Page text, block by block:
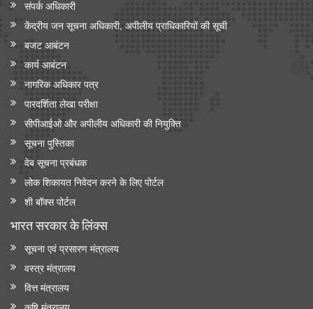
संपर्क अधिकारी
केंद्रीय जन सूचना अधिकारी, अपीलीय प्राधिकारियों की सूची
बजट आबंटन
कार्य आबंटन
नागरिक अधिकार पत्र
पारदर्शिता लेखा परीक्षा
सीपीआईओ और अपी‍लीय अधिकारी की नियुक्ति
सूचना पुस्तिका
वेब सूचना प्रबंधक
लोक शिकायत निवेदन करने के लिए पोर्टल
शी बॉक्स पोर्टल
भारत सरकार के लिंक्‍स
सूचना एवं प्रसारण मंत्रालय
वस्त्र मंत्रालय
वित्त मंत्रालय